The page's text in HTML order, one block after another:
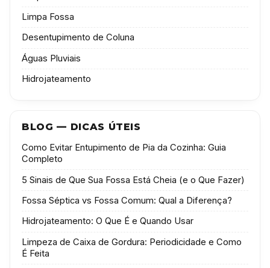
Limpa Fossa
Desentupimento de Coluna
Águas Pluviais
Hidrojateamento
BLOG — DICAS ÚTEIS
Como Evitar Entupimento de Pia da Cozinha: Guia
Completo
5 Sinais de Que Sua Fossa Está Cheia (e o Que Fazer)
Fossa Séptica vs Fossa Comum: Qual a Diferença?
Hidrojateamento: O Que É e Quando Usar
Limpeza de Caixa de Gordura: Periodicidade e Como
É Feita